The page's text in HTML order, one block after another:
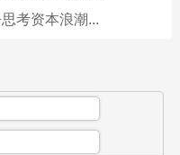
考资本浪潮...